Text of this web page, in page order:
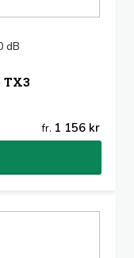
dB
fr. 1 156 kr